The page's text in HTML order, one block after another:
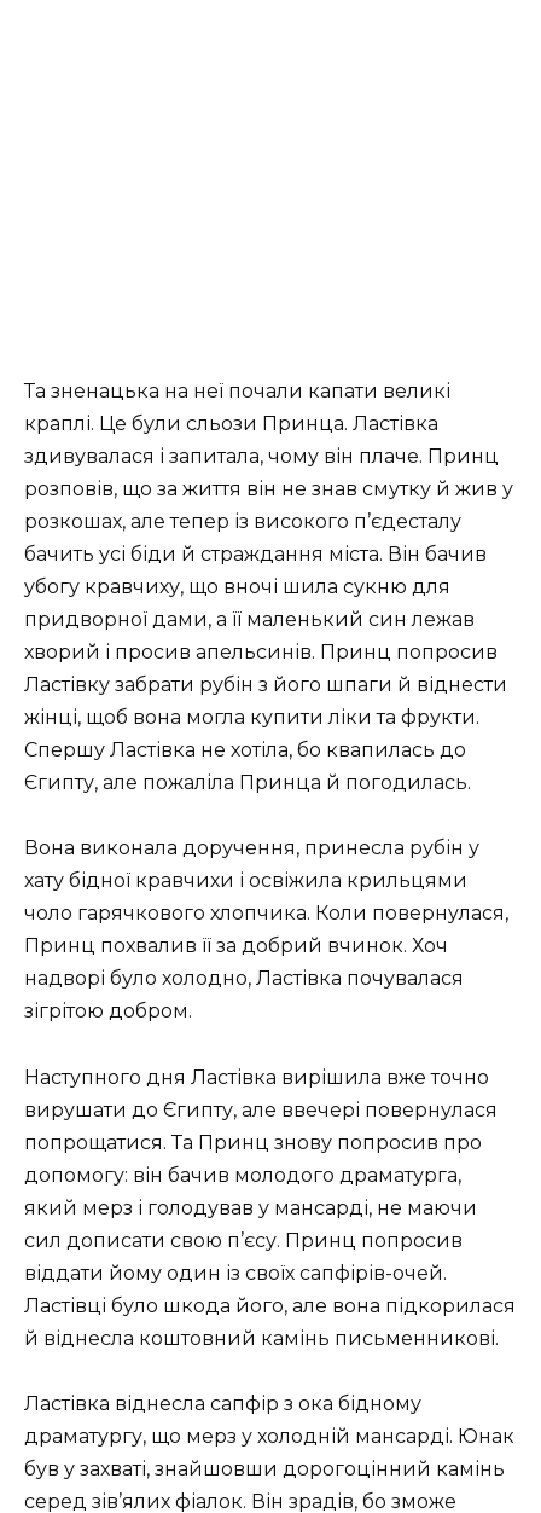
Та зненацька на неї почали капати великі
краплі. Це були сльози Принца. Ластівка
здивувалася і запитала, чому він плаче. Принц
розповів, що за життя він не знав смутку й жив у
розкошах, але тепер із високого п’єдесталу
бачить усі біди й страждання міста. Він бачив
убогу кравчиху, що вночі шила сукню для
придворної дами, а її маленький син лежав
хворий і просив апельсинів. Принц попросив
Ластівку забрати рубін з його шпаги й віднести
жінці, щоб вона могла купити ліки та фрукти.
Спершу Ластівка не хотіла, бо квапилась до
Єгипту, але пожаліла Принца й погодилась.
Вона виконала доручення, принесла рубін у
хату бідної кравчихи і освіжила крильцями
чоло гарячкового хлопчика. Коли повернулася,
Принц похвалив її за добрий вчинок. Хоч
надворі було холодно, Ластівка почувалася
зігрітою добром.
Наступного дня Ластівка вирішила вже точно
вирушати до Єгипту, але ввечері повернулася
попрощатися. Та Принц знову попросив про
допомогу: він бачив молодого драматурга,
який мерз і голодував у мансарді, не маючи
сил дописати свою п’єсу. Принц попросив
віддати йому один із своїх сапфірів-очей.
Ластівці було шкода його, але вона підкорилася
й віднесла коштовний камінь письменникові.
Ластівка віднесла сапфір з ока бідному
драматургу, що мерз у холодній мансарді. Юнак
був у захваті, знайшовши дорогоцінний камінь
серед зів’ялих фіалок. Він зрадів, бо зможе